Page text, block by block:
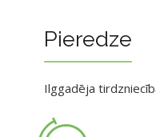
Pieredze
Ilggadēja